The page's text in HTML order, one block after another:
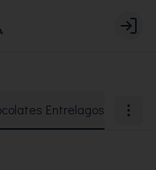
Login
Entrelagos